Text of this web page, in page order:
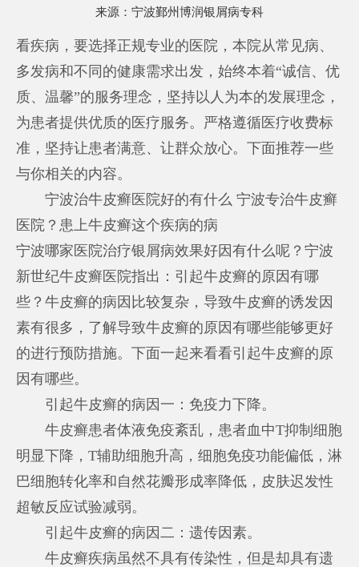
来源： 宁波鄞州博润银屑病专科
看疾病，要选择正规专业的医院，本院从常见病、
多发病和不同的健康需求出发，始终本着“诚信、优
质、温馨”的服务理念，坚持以人为本的发展理念，
为患者提供优质的医疗服务。严格遵循医疗收费标
准，坚持让患者满意、让群众放心。下面推荐一些
与你相关的内容。
宁波治牛皮癣医院好的有什么 宁波专治牛皮癣
医院？患上牛皮癣这个疾病的病
宁波哪家医院治疗银屑病效果好因有什么呢？宁波
新世纪牛皮癣医院指出：引起牛皮癣的原因有哪
些？牛皮癣的病因比较复杂，导致牛皮癣的诱发因
素有很多，了解导致牛皮癣的原因有哪些能够更好
的进行预防措施。下面一起来看看引起牛皮癣的原
因有哪些。
引起牛皮癣的病因一：免疫力下降。
牛皮癣患者体液免疫紊乱，患者血中T抑制细胞
明显下降，T辅助细胞升高，细胞免疫功能偏低，淋
巴细胞转化率和自然花瓣形成率降低，皮肤迟发性
超敏反应试验减弱。
引起牛皮癣的病因二：遗传因素。
牛皮癣疾病虽然不具有传染性，但是却具有遗